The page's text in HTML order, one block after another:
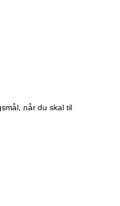
når du skal til